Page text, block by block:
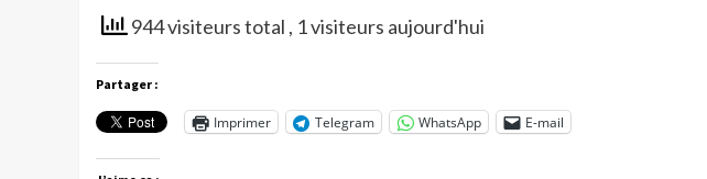
944 visiteurs total , 1 visiteurs aujourd'hui
Partager :
Imprimer Telegram WhatsApp E-mail